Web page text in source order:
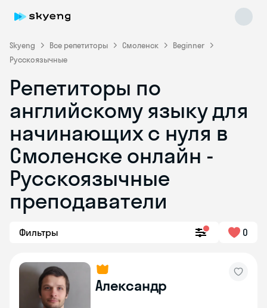
Skyeng Все репетиторы Смоленск
Beginner
Русскоязычные
Репетиторы по
английскому языку для
начинающих с нуля в
Смоленске онлайн -
Русскоязычные
преподаватели
Фильтры 0
Александр
Skyeng Chat